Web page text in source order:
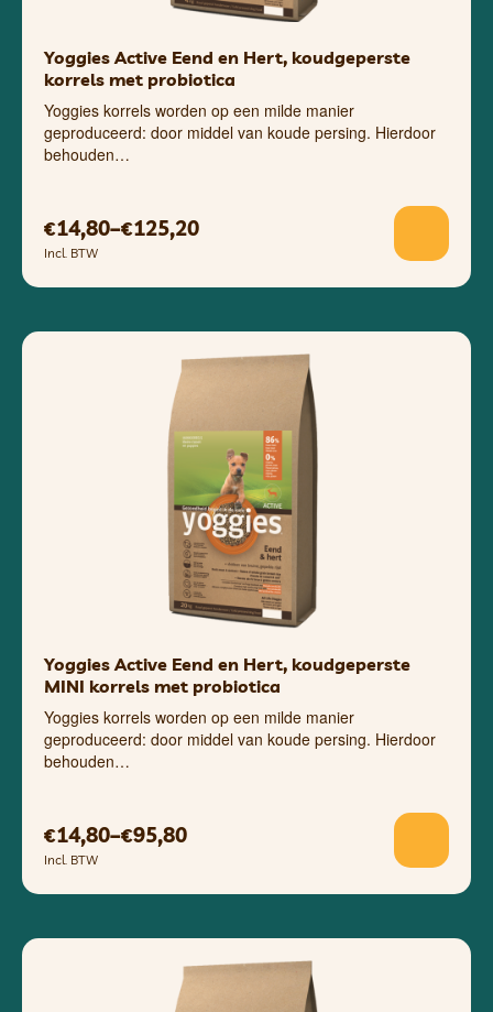
Yoggies Active Eend en Hert, koudgeperste
korrels met probiotica
Yoggies korrels worden op een milde manier
geproduceerd: door middel van koude persing. Hierdoor
behouden…
€14,80–€125,20
Incl. BTW
Yoggies Active Eend en Hert, koudgeperste
MINI korrels met probiotica
Yoggies korrels worden op een milde manier
geproduceerd: door middel van koude persing. Hierdoor
behouden…
€14,80–€95,80
Incl. BTW